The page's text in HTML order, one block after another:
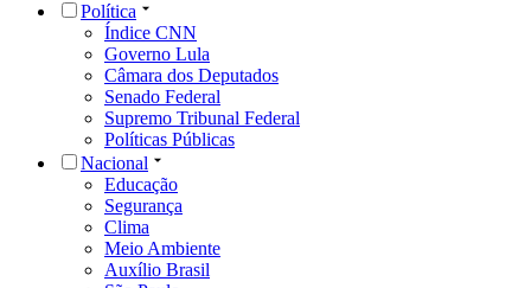
Política
Índice CNN
Governo Lula
Câmara dos Deputados
Senado Federal
Supremo Tribunal Federal
Políticas Públicas
Nacional
Educação
Segurança
Clima
Meio Ambiente
Auxílio Brasil